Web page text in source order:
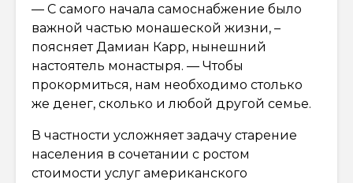
— С самого начала самоснабжение было
важной частью монашеской жизни, –
поясняет Дамиан Карр, нынешний
настоятель монастыря. — Чтобы
прокормиться, нам необходимо столько
же денег, сколько и любой другой семье.
В частности усложняет задачу старение
населения в сочетании с ростом
стоимости услуг американского